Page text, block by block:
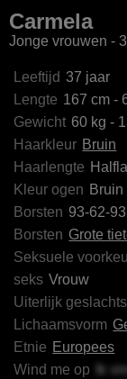
Carmela
Jonge vrouwen -
Leeftijd 37 jaar
Lengte 167 cm -
Gewicht 60 kg -
Haarkleur Bruin
Haarlengte
Kleur ogen Bruin
Borsten 93-62-
Borsten Grote
Seksuele
seks Vrouw
Uiterlijk
Lichaamsvorm
Etnie Europees
Wind me op
Ik